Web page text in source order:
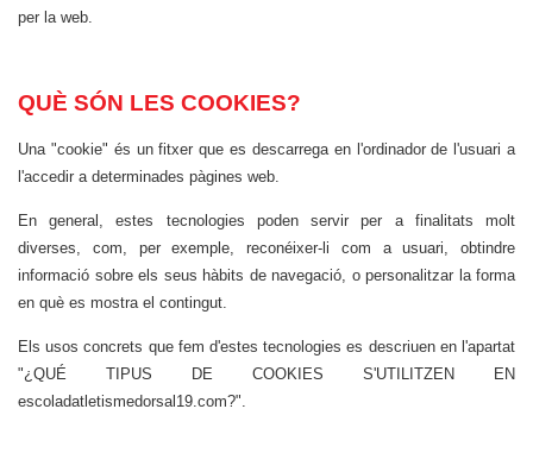
per la web.
QUÈ SÓN LES COOKIES?
Una "cookie" és un fitxer que es descarrega en l'ordinador de l'usuari a
l'accedir a determinades pàgines web.
En general, estes tecnologies poden servir per a finalitats molt
diverses, com, per exemple, reconéixer-li com a usuari, obtindre
informació sobre els seus hàbits de navegació, o personalitzar la forma
en què es mostra el contingut.
Els usos concrets que fem d'estes tecnologies es descriuen en l'apartat
"¿QUÉ TIPUS DE COOKIES S'UTILITZEN EN
escoladatletismedorsal19.com?".